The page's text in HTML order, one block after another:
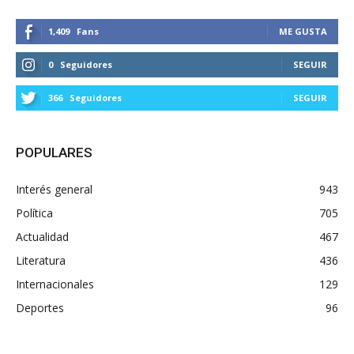
1,409 Fans ME GUSTA
0 Seguidores SEGUIR
366 Seguidores SEGUIR
POPULARES
Interés general
943
Política
705
Actualidad
467
Literatura
436
Internacionales
129
Deportes
96